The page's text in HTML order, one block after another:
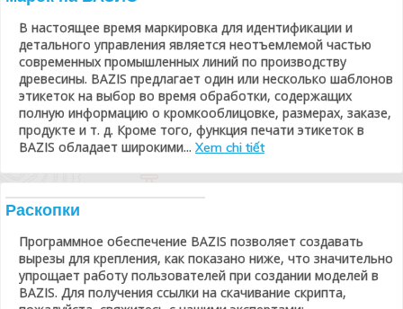
В настоящее время маркировка для идентификации и
детального управления является неотъемлемой частью
современных промышленных линий по производству
древесины. BAZIS предлагает один или несколько шаблонов
этикеток на выбор во время обработки, содержащих
полную информацию о кромкооблицовке, размерах, заказе,
продукте и т. д. Кроме того, функция печати этикеток в
BAZIS обладает широкими... Xem chi tiết
Раскопки
Программное обеспечение BAZIS позволяет создавать
вырезы для крепления, как показано ниже, что значительно
упрощает работу пользователей при создании моделей в
BAZIS. Для получения ссылки на скачивание скрипта,